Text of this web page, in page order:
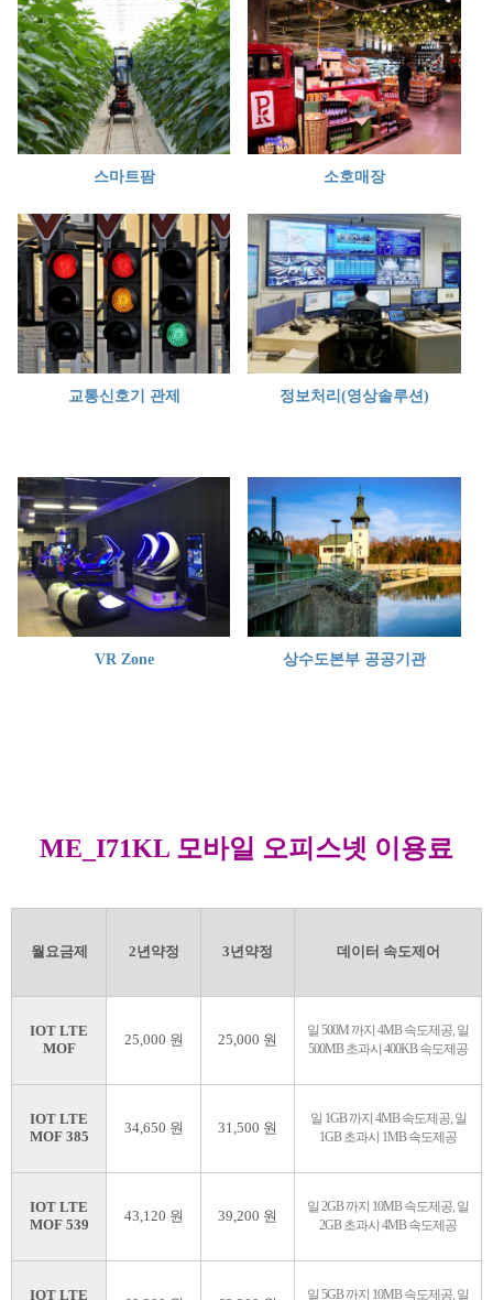
스마트팜 소호매장
교통신호기 관제 정보처리(영상솔루션)
VR Zone 상수도본부 공공기관
ME_I71KL 모바일 오피스넷 이용료
월요금제 2년약정 3년약정 데이터 속도제어
IOT LTE
MOF
25,000 원 25,000 원
일 500M 까지 4MB 속도제공, 일
500MB 초과시 400KB 속도제공
IOT LTE
MOF 385
34,650 원 31,500 원
일 1GB 까지 4MB 속도제공, 일
1GB 초과시 1MB 속도제공
IOT LTE
MOF 539
43,120 원 39,200 원
일 2GB 까지 10MB 속도제공, 일
2GB 초과시 4MB 속도제공
IOT LTE 일 5GB 까지 10MB 속도제공, 일